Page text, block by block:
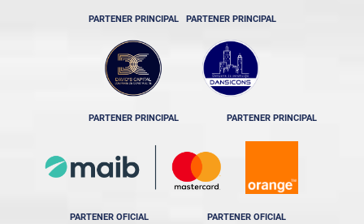
PARTENER PRINCIPAL PARTENER PRINCIPAL
PARTENER PRINCIPAL PARTENER PRINCIPAL
PARTENER OFICIAL PARTENER OFICIAL